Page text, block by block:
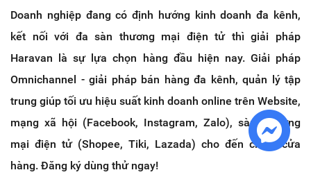
Doanh nghiệp đang có định hướng kinh doanh đa kênh,
kết nối với đa sàn thương mại điện tử thì giải pháp
Haravan là sự lựa chọn hàng đầu hiện nay. Giải pháp
Omnichannel - giải pháp bán hàng đa kênh, quản lý tập
trung giúp tối ưu hiệu suất kinh doanh online trên Website,
mạng xã hội (Facebook, Instagram, Zalo), sàn Thương
mại điện tử (Shopee, Tiki, Lazada) cho đến chuỗi cửa
hàng. Đăng ký dùng thử ngay!